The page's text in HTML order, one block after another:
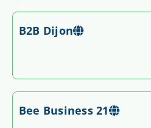
B2B Dijon
Bee Business 21